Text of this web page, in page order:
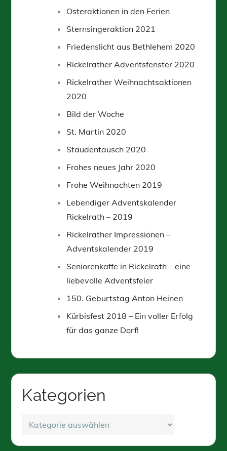
Osteraktionen in den Ferien
Sternsingeraktion 2021
Friedenslicht aus Bethlehem 2020
Rickelrather Adventsfenster 2020
Rickelrather Weihnachtsaktionen
2020
Bild der Woche
St. Martin 2020
Staudentausch 2020
Frohes neues Jahr 2020
Frohe Weihnachten 2019
Lebendiger Adventskalender
Rickelrath – 2019
Rickelrather Impressionen –
Adventskalender 2019
Seniorenkaffe in Rickelrath – eine
liebevolle Adventsfeier
150. Geburtstag Anton Heinen
Kürbisfest 2018 – Ein voller Erfolg
für das ganze Dorf!
Kategorien
Kategorien